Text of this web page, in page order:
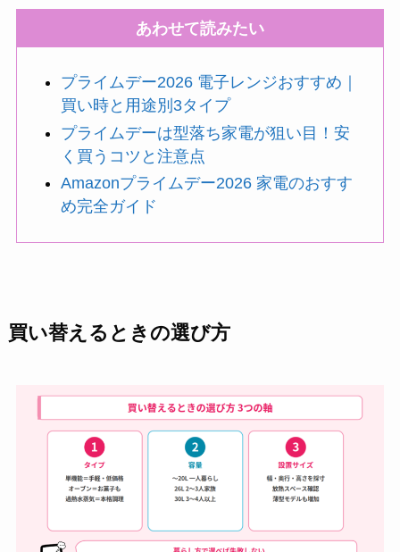
あわせて読みたい
プライムデー2026 電子レンジおすすめ｜
買い時と用途別3タイプ
プライムデーは型落ち家電が狙い目！安
く買うコツと注意点
Amazonプライムデー2026 家電のおすす
め完全ガイド
買い替えるときの選び方